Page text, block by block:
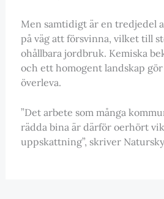
Men samtidigt är en tredjedel
på väg att försvinna, vilket till
ohållbara jordbruk. Kemiska
och ett homogent landskap
överleva.
”Det arbete som många
rädda bina är därför oerhört
uppskattning”, skriver